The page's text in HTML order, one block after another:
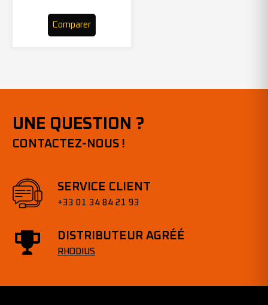
Comparer
UNE QUESTION ?
CONTACTEZ-NOUS !
SERVICE CLIENT
+33 01 34 84 21 93
DISTRIBUTEUR AGRÉÉ
RHODIUS